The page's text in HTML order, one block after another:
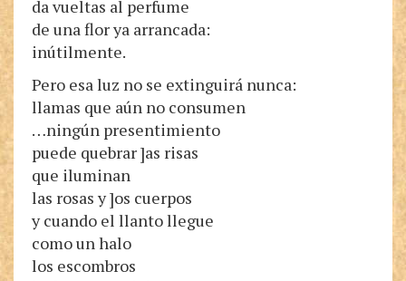
da vueltas al perfume
de una flor ya arrancada:
inútilmente.
Pero esa luz no se extinguirá nunca:
llamas que aún no consumen
…ningún presentimiento
puede quebrar ]as risas
que iluminan
las rosas y ]os cuerpos
y cuando el llanto llegue
como un halo
los escombros